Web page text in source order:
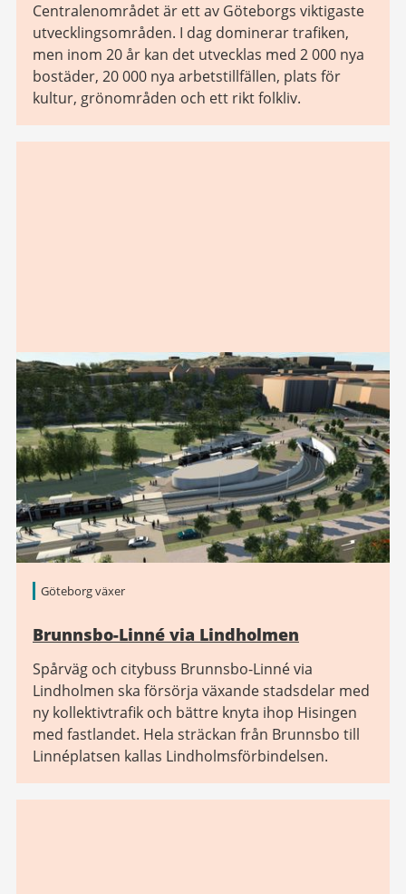
Centralenområdet är ett av Göteborgs viktigaste
utvecklingsområden. I dag dominerar trafiken,
men inom 20 år kan det utvecklas med 2 000 nya
bostäder, 20 000 nya arbetstillfällen, plats för
kultur, grönområden och ett rikt folkliv.
Göteborg växer
Brunnsbo-Linné via Lindholmen
Spårväg och citybuss Brunnsbo-Linné via
Lindholmen ska försörja växande stadsdelar med
ny kollektivtrafik och bättre knyta ihop Hisingen
med fastlandet. Hela sträckan från Brunnsbo till
Linnéplatsen kallas Lindholmsförbindelsen.